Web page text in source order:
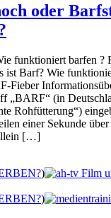
oder
funktioniert barfen ?
ist Barf? Wie
Fieber
„BARF“ (in
Rohfütterung“)
einer Sekunde
[…]
)
)